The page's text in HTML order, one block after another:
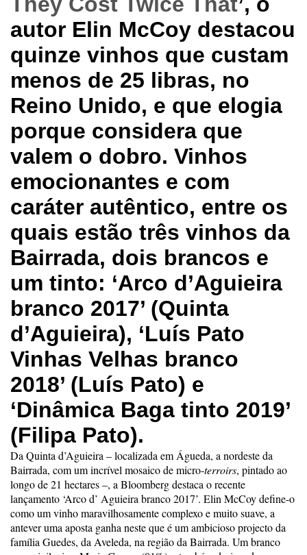
autor Elin McCoy destacou
quinze vinhos que custam
menos de 25 libras, no
Reino Unido, e que elogia
porque considera que
valem o dobro. Vinhos
emocionantes e com
caráter autêntico, entre os
quais estão três vinhos da
Bairrada, dois brancos e
um tinto: ‘Arco d’Aguieira
branco 2017’ (Quinta
d’Aguieira), ‘Luís Pato
Vinhas Velhas branco
2018’ (Luís Pato) e
‘Dinâmica Baga tinto 2019’
(Filipa Pato).
Da Quinta d’Aguieira – localizada em Águeda, a nordeste da
Bairrada, com um incrível mosaico de micro-terroirs, pintado ao
longo de 21 hectares –, a Bloomberg destaca o recente
lançamento ‘Arco d’ Aguieira branco 2017’. Elin McCoy define-o
como um vinho maravilhosamente complexo e muito suave, a
antever uma aposta ganha neste que é um ambicioso projecto da
família Guedes, da Aveleda, na região da Bairrada. Um branco